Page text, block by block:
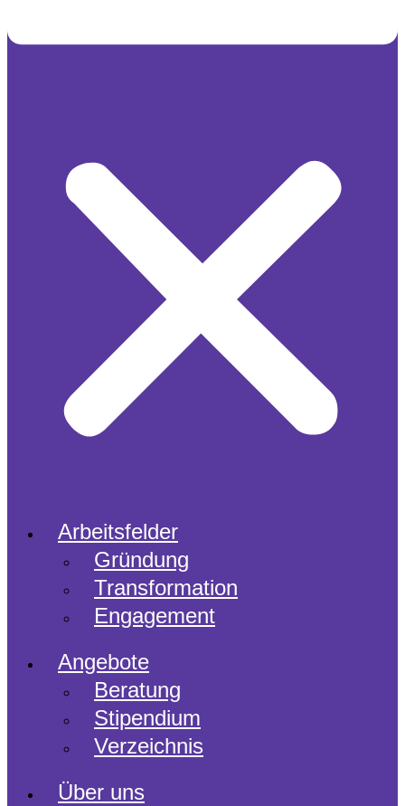
Arbeitsfelder
Gründung
Transformation
Engagement
Angebote
Beratung
Stipendium
Verzeichnis
Über uns